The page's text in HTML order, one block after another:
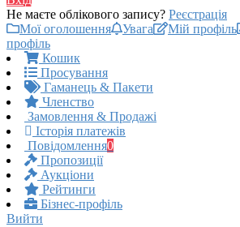
Не маєте облікового запису? Реєстрація
Мої оголошення
Увага Мій профіль
профіль
Кошик
Просування
Гаманець & Пакети
Членство
Замовлення & Продажі
Історія платежів
Повідомлення0
Пропозиції
Аукціони
Рейтинги
Бізнес-профіль
Вийти